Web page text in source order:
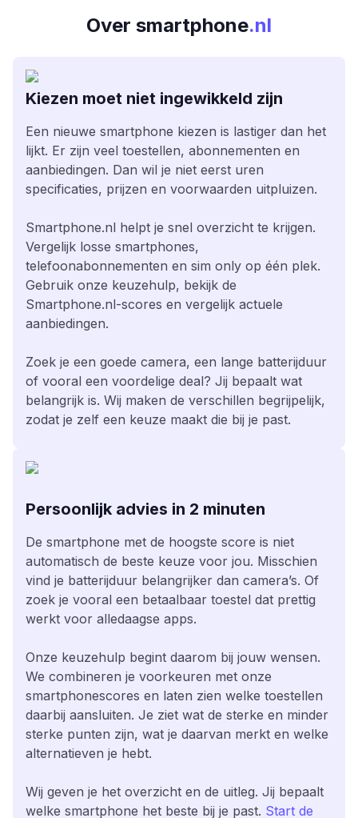
Over smartphone.nl
Kiezen moet niet ingewikkeld zijn
Een nieuwe smartphone kiezen is lastiger dan het
lijkt. Er zijn veel toestellen, abonnementen en
aanbiedingen. Dan wil je niet eerst uren
specificaties, prijzen en voorwaarden uitpluizen.
Smartphone.nl helpt je snel overzicht te krijgen.
Vergelijk losse smartphones,
telefoonabonnementen en sim only op één plek.
Gebruik onze keuzehulp, bekijk de
Smartphone.nl-scores en vergelijk actuele
aanbiedingen.
Zoek je een goede camera, een lange batterijduur
of vooral een voordelige deal? Jij bepaalt wat
belangrijk is. Wij maken de verschillen begrijpelijk,
zodat je zelf een keuze maakt die bij je past.
Persoonlijk advies in 2 minuten
De smartphone met de hoogste score is niet
automatisch de beste keuze voor jou. Misschien
vind je batterijduur belangrijker dan camera’s. Of
zoek je vooral een betaalbaar toestel dat prettig
werkt voor alledaagse apps.
Onze keuzehulp begint daarom bij jouw wensen.
We combineren je voorkeuren met onze
smartphonescores en laten zien welke toestellen
daarbij aansluiten. Je ziet wat de sterke en minder
sterke punten zijn, wat je daarvan merkt en welke
alternatieven je hebt.
Wij geven je het overzicht en de uitleg. Jij bepaalt
welke smartphone het beste bij je past. Start de